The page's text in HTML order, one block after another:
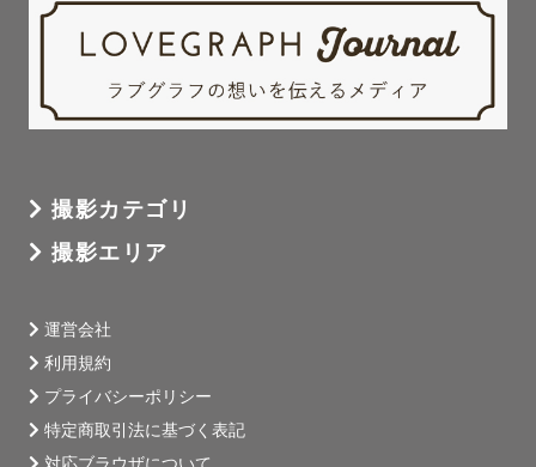
撮影カテゴリ
撮影エリア
運営会社
利用規約
プライバシーポリシー
特定商取引法に基づく表記